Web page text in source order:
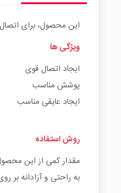
این محصول، برای
ویژگی ها
ایجاد اتصال قوی
پوشش مناسب
ایجاد عایقی مناسب
روش استفاده
مقدار کمی از این
به راحتی و آزادانه